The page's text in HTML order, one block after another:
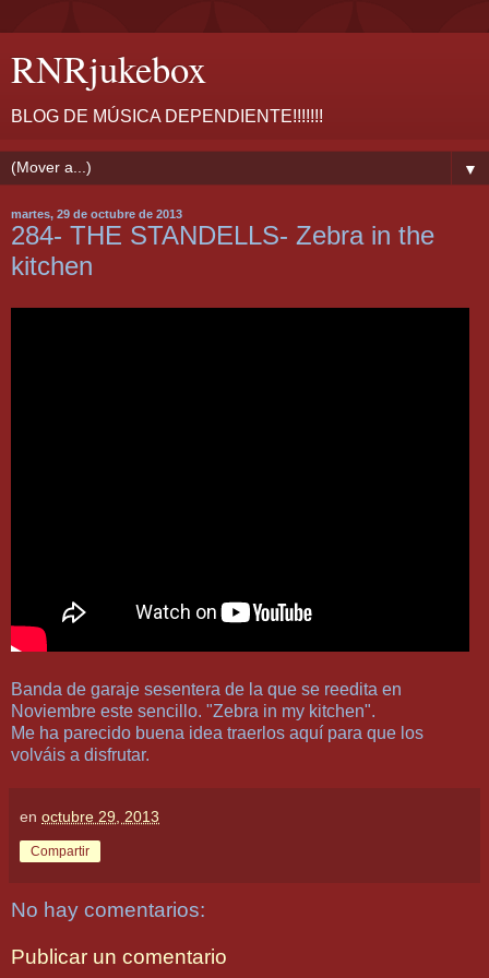
RNRjukebox
BLOG DE MÚSICA DEPENDIENTE!!!!!!!
▼
martes, 29 de octubre de 2013
284- THE STANDELLS- Zebra in the
kitchen
Banda de garaje sesentera de la que se reedita en
Noviembre este sencillo. "Zebra in my kitchen".
Me ha parecido buena idea traerlos aquí para que los
volváis a disfrutar.
en octubre 29, 2013
Compartir
No hay comentarios:
Publicar un comentario